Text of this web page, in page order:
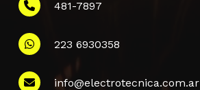
481-7897
223 6930358
info@electrotecnica.com.ar
Información